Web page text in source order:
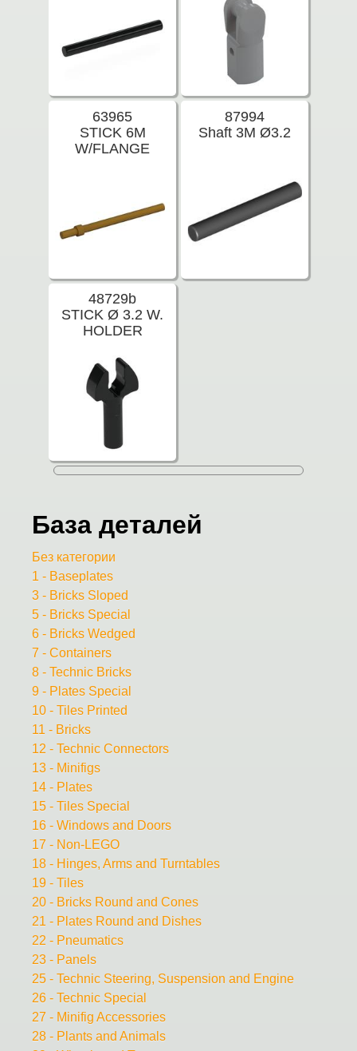
63965
STICK 6M
W/FLANGE
87994
Shaft 3M Ø3.2
48729b
STICK Ø 3.2 W.
HOLDER
База деталей
Без категории
1 - Baseplates
3 - Bricks Sloped
5 - Bricks Special
6 - Bricks Wedged
7 - Containers
8 - Technic Bricks
9 - Plates Special
10 - Tiles Printed
11 - Bricks
12 - Technic Connectors
13 - Minifigs
14 - Plates
15 - Tiles Special
16 - Windows and Doors
17 - Non-LEGO
18 - Hinges, Arms and Turntables
19 - Tiles
20 - Bricks Round and Cones
21 - Plates Round and Dishes
22 - Pneumatics
23 - Panels
25 - Technic Steering, Suspension and Engine
26 - Technic Special
27 - Minifig Accessories
28 - Plants and Animals